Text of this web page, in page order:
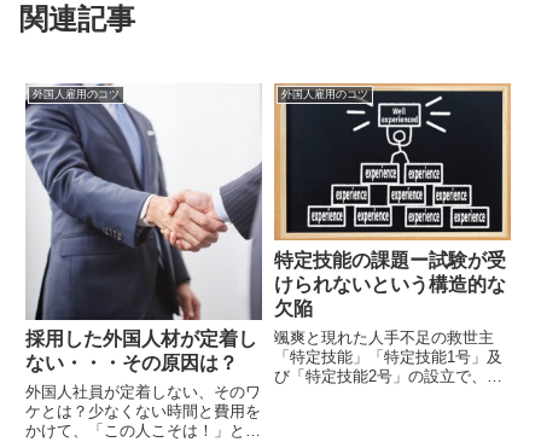
関連記事
外国人雇用のコツ
採用した外国人材が定着し
ない・・・その原因は？
外国人社員が定着しない、そのワ
ケとは？少なくない時間と費用を
かけて、「この人こそは！」とい
外国人雇用のコツ
特定技能の課題ー試験が受
けられないという構造的な
欠陥
颯爽と現れた人手不足の救世主
「特定技能」「特定技能1号」及
び「特定技能2号」の設立で、日